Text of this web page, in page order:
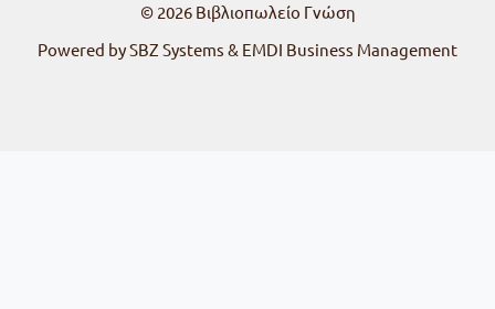
© 2026 Βιβλιοπωλείο Γνώση
Powered by SBZ Systems & EMDI Business Management